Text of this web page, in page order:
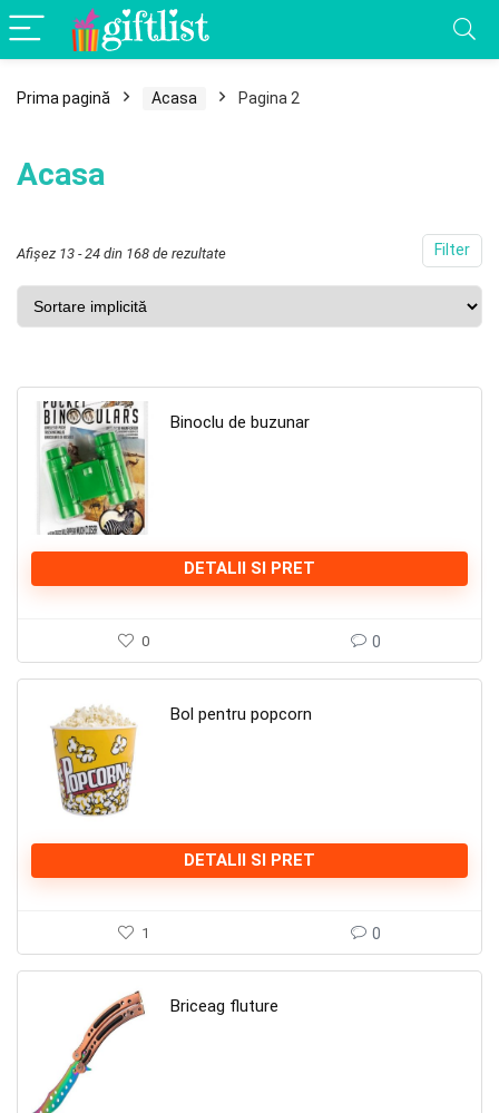
Prima pagină Acasa Pagina 2
Acasa
Filter
Afișez 13 - 24 din 168 de rezultate
Binoclu de buzunar
DETALII SI PRET
0 0
Bol pentru popcorn
DETALII SI PRET
1 0
Briceag fluture